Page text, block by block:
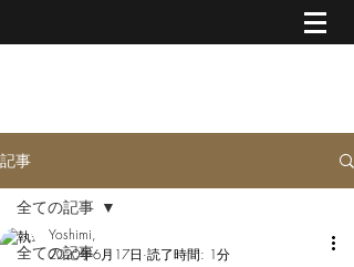
記事
全ての記事
全ての記事
Yoshimi,
2020年6月17日 読了時間: 1分